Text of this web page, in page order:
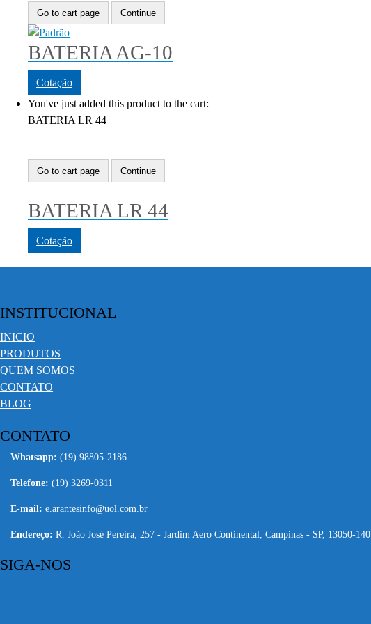
Go to cart page Continue
BATERIA AG-10
Cotação
You've just added this product to the cart:
BATERIA LR 44
Go to cart page Continue
BATERIA LR 44
Cotação
INSTITUCIONAL
INICIO
PRODUTOS
QUEM SOMOS
CONTATO
BLOG
CONTATO
Whatsapp: (19) 98805-2186
Telefone: (19) 3269-0311
E-mail: e.arantesinfo@uol.com.br
Endereço: R. João José Pereira, 257 - Jardim Aero Continental, Campinas - SP, 13050-140
SIGA-NOS